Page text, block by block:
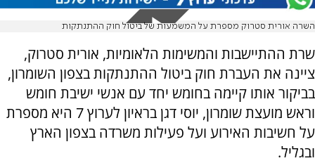
השרה אורית סטרוק מספרת על המשמעות של ביטול חוק ההתנתקות
שרת ההתיישבות והמשימות הלאומיות, אורית סטרוק,
ציינה את העברת חוק ביטול ההתנתקות בצפון השומרון,
בביקור אותו קיימה בחומש יחד עם אנשי ישיבת חומש
וראש מועצת שומרון, יוסי דגן בראיון לערוץ 7 היא מספרת
על חשיבות האירוע ועל פעילות משרדה בצפון הארץ
ובגליל.